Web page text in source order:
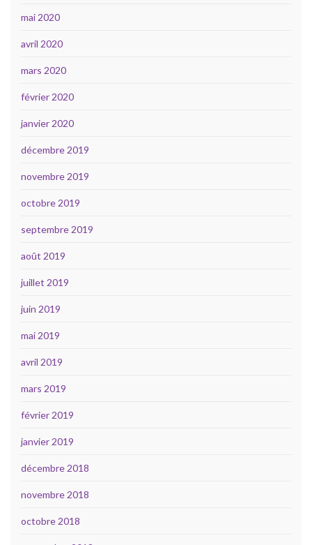
mai 2020
avril 2020
mars 2020
février 2020
janvier 2020
décembre 2019
novembre 2019
octobre 2019
septembre 2019
août 2019
juillet 2019
juin 2019
mai 2019
avril 2019
mars 2019
février 2019
janvier 2019
décembre 2018
novembre 2018
octobre 2018